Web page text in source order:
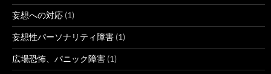
妄想への対応 (1)
妄想性パーソナリティ障害 (1)
広場恐怖、パニック障害 (1)